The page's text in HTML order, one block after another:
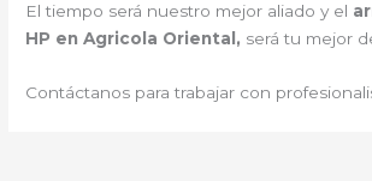
El tiempo será nuestro mejor aliado y el
HP en Agricola Oriental, será tu mejor
Contáctanos para trabajar con